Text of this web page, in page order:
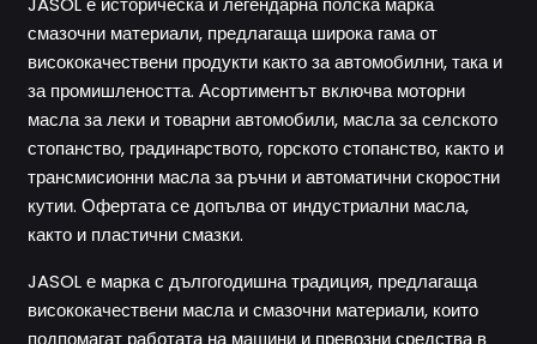
смазочни материали, предлагаща широка гама от
висококачествени продукти както за автомобилни, така и
за промишлеността. Асортиментът включва моторни
масла за леки и товарни автомобили, масла за селското
стопанство, градинарството, горското стопанство, както и
трансмисионни масла за ръчни и автоматични скоростни
кутии. Офертата се допълва от индустриални масла,
както и пластични смазки.
JASOL е марка с дългогодишна традиция, предлагаща
висококачествени масла и смазочни материали, които